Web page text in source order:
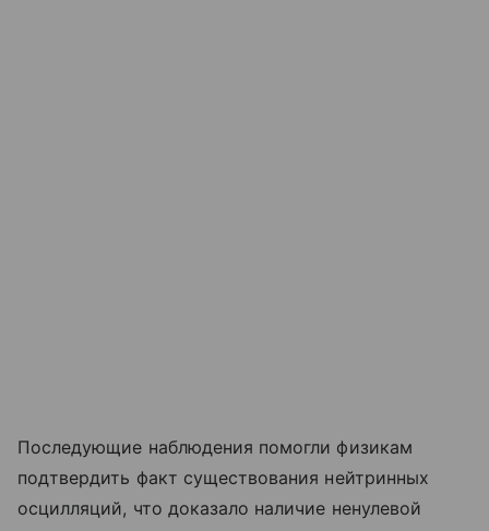
Последующие наблюдения помогли физикам
подтвердить факт существования нейтринных
осцилляций, что доказало наличие ненулевой